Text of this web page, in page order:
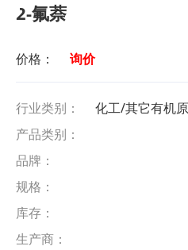
2-氟萘
价格： 询价
行业类别：
化工/其它有机
产品类别：
品牌：
规格：
库存：
生产商：